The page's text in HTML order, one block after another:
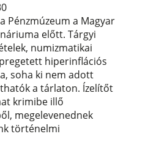
Pénzmúzeum a Magyar
előtt. Tárgyi
numizmatikai
hiperinflációs
soha ki nem adott
a tárlaton. Ízelítőt
krimibe illő
megelevenednek
történelmi